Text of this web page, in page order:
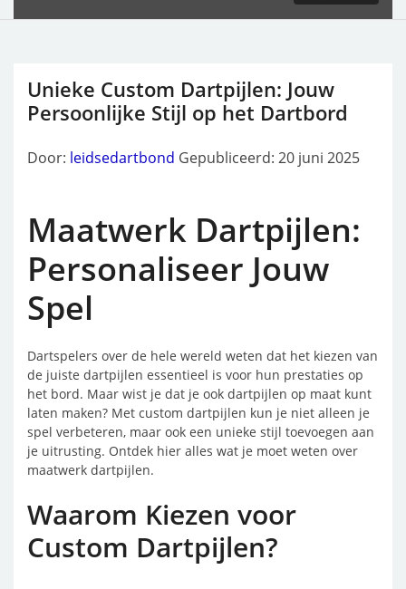
Unieke Custom Dartpijlen: Jouw
Persoonlijke Stijl op het Dartbord
Door: leidsedartbond Gepubliceerd: 20 juni 2025
Maatwerk Dartpijlen:
Personaliseer Jouw
Spel
Dartspelers over de hele wereld weten dat het kiezen van
de juiste dartpijlen essentieel is voor hun prestaties op
het bord. Maar wist je dat je ook dartpijlen op maat kunt
laten maken? Met custom dartpijlen kun je niet alleen je
spel verbeteren, maar ook een unieke stijl toevoegen aan
je uitrusting. Ontdek hier alles wat je moet weten over
maatwerk dartpijlen.
Waarom Kiezen voor
Custom Dartpijlen?